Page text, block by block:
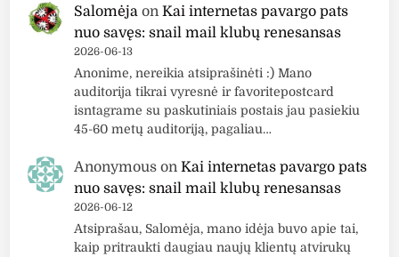
Salomėja onKai internetas pavargo pats
nuo savęs: snail mail klubų renesansas
2026-06-13
Anonime, nereikia atsiprašinėti :) Mano
auditorija tikrai vyresnė ir favoritepostcard
isntagrame su paskutiniais postais jau pasiekiu
45-60 metų auditoriją, pagaliau…
Anonymous onKai internetas pavargo pats
nuo savęs: snail mail klubų renesansas
2026-06-12
Atsiprašau, Salomėja, mano idėja buvo apie tai,
kaip pritraukti daugiau naujų klientų atvirukų